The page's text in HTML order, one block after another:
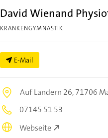
David Wienand
KRANKENGYMNASTIK
E-Mail
Auf Landern 26,71706
07145 51 53
Webseite